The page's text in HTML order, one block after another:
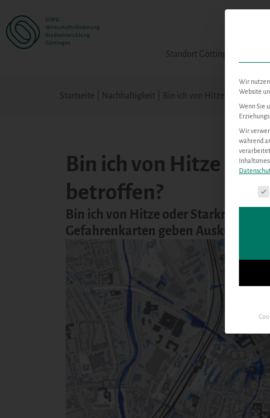
Standort Göttingen
Startseite Nachhaltigkeit Bin ich von Hitze oder
Bin ich von Hitze
betroffen?
Bin ich von Hitze oder Starkregen
Gefahrenkarten geben Auskunft
Wir nutzen
Website
Wenn Sie
Wir
während
verarbeitet
Es